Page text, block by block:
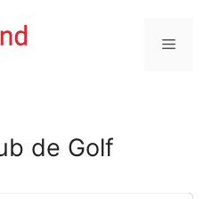
Menú
de Golf